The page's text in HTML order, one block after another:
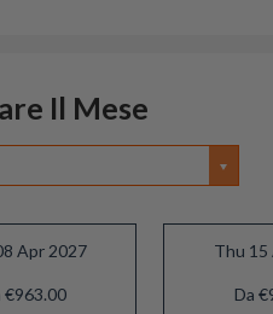
Il Mese
Apr 2027
€963.00
Thu 15
Da